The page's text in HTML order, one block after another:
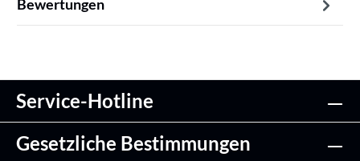
Bewertungen
Service-Hotline
Gesetzliche Bestimmungen